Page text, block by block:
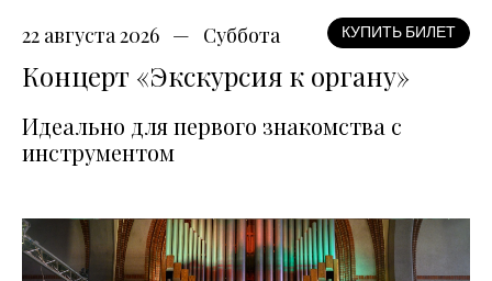
22 августа 2026 Суббота КУПИТЬ БИЛЕТ
Концерт «Экскурсия к органу»
Идеально для первого знакомства с
инструментом